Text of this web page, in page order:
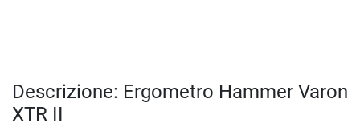
Descrizione: Ergometro Hammer Varon
XTR II